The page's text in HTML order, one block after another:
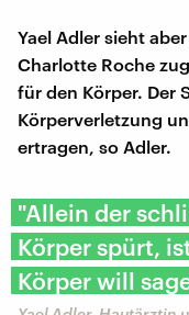
Yael Adler sieht
Charlotte Roche
für den Körper. Der
Körperverletzung
ertragen, so Adler.
"Allein der
Körper spürt,
Körper will